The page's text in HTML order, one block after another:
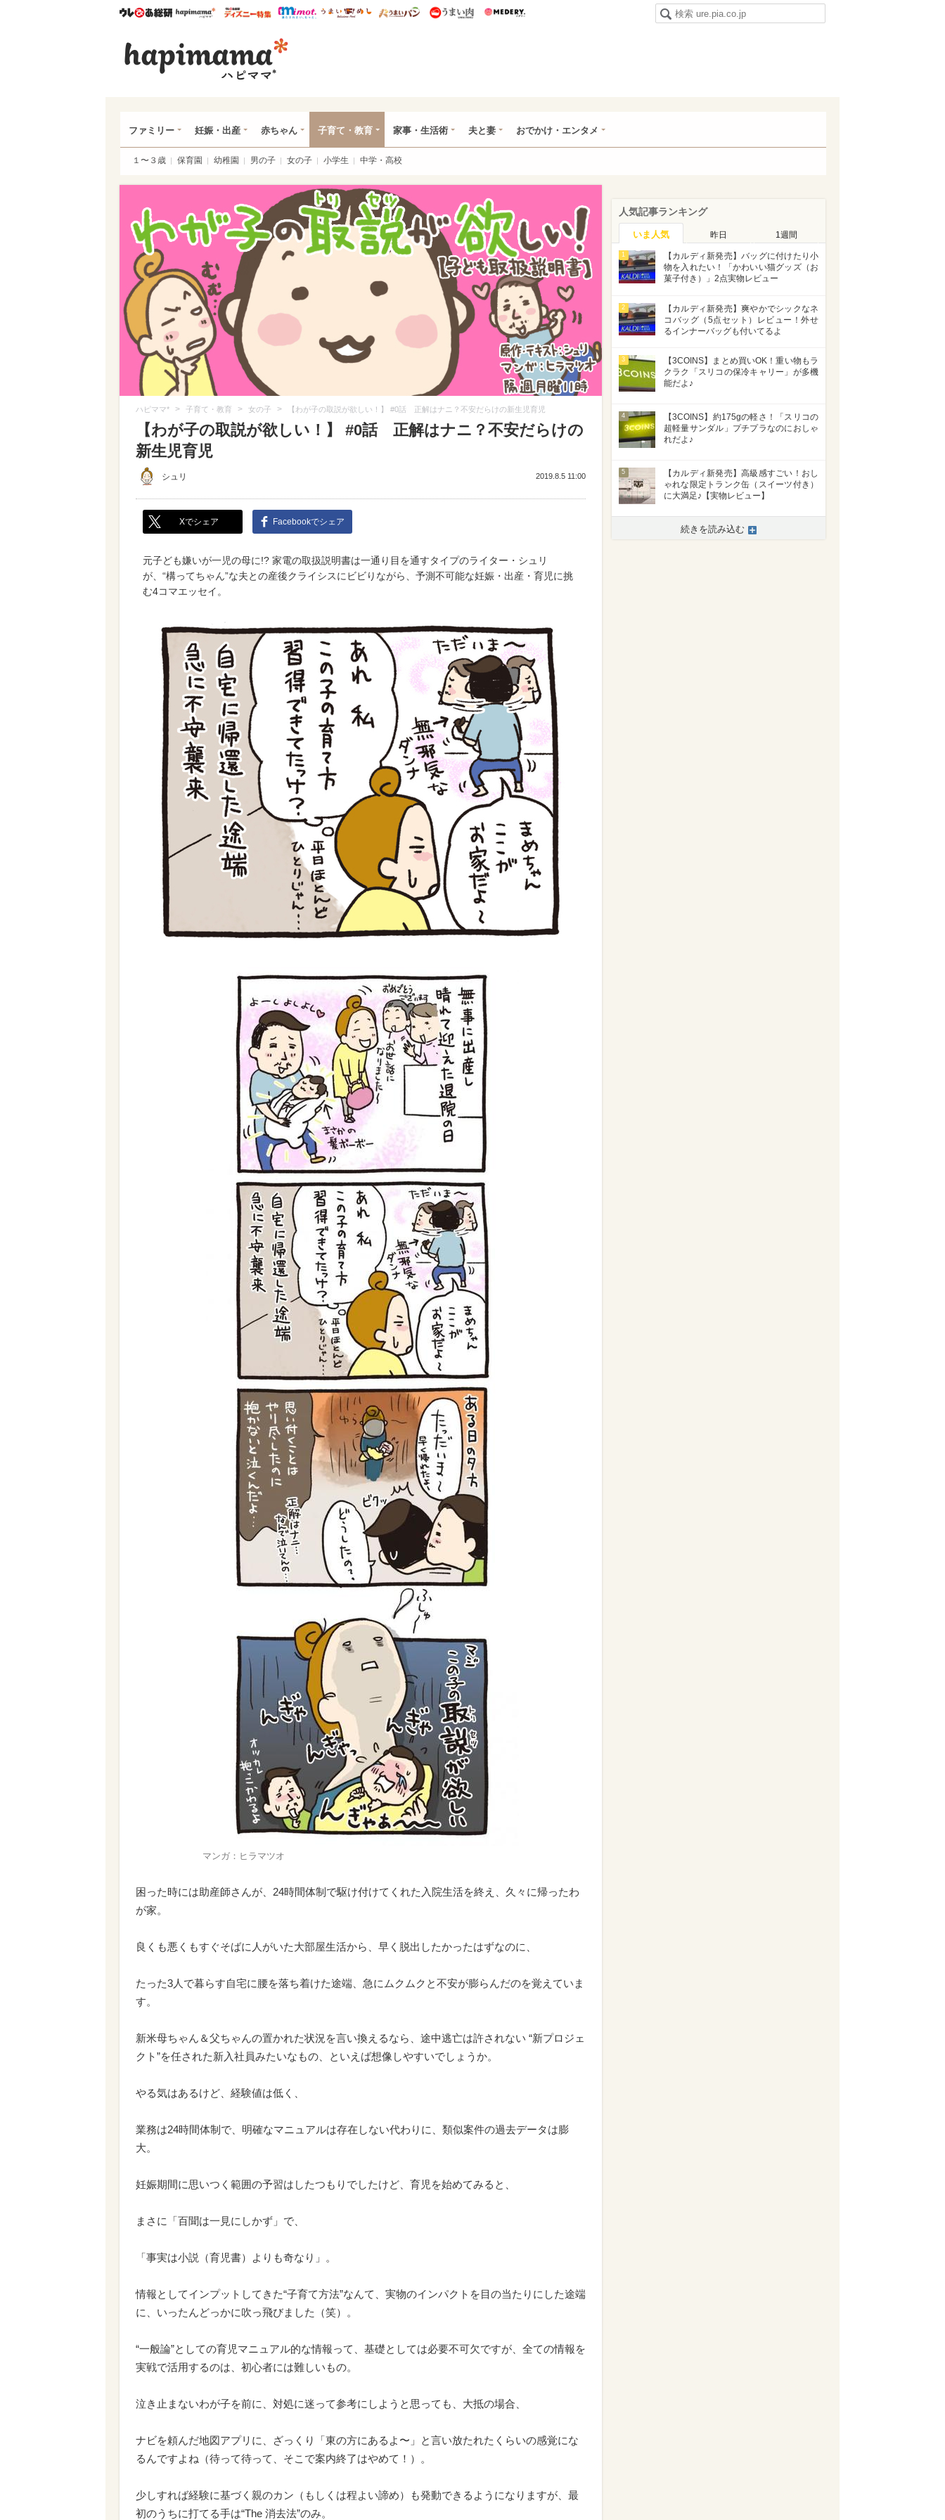
ウレぴあ総研ハピママ* ウレぴあ総研 ディズニー特集
mimot. うまいめし うまいパン うまい肉
ファミリー 妊娠・出産 赤ちゃん 子育て・教育 家事・生活術 夫と妻 おでかけ・エンタメ
１〜３歳 保育園 幼稚園 男の子 女の子 小学生 中学・高校
ハピママ* > 子育て・教育 > 女の子 > 【わが子の取説が欲しい！】 #0話 正解はナニ？不安だらけの新生児育児
【わが子の取説が欲しい！】 #0話 正解はナニ？不安だらけの
新生児育児
シュリ 2019.8.5 11:00
Xでシェア Facebookでシェア
元子ども嫌いが一児の母に!? 家電の取扱説明書は一通り目を通すタイプのライター・シュリ
が、“構ってちゃん”な夫との産後クライシスにビビりながら、予測不可能な妊娠・出産・育児に挑
む4コマエッセイ。
マンガ：ヒラマツオ
困った時には助産師さんが、 24時間体制で駆け付けてくれた入院生活を終え、久々に帰ったわ
が家。
良くも悪くもすぐそばに人がいた大部屋生活から、早く脱出したかったはずなのに、
たった3人で暮らす自宅に腰を落ち着けた途端、急にムクムクと不安が膨らんだのを覚えていま
す。
新米母ちゃん＆父ちゃんの置かれた状況を言い換えるなら、途中逃亡は許されない “新プロジェ
クト”を任された新入社員みたいなもの、といえば想像しやすいでしょうか。
やる気はあるけど、経験値は低く、
業務は24時間体制で、明確なマニュアルは存在しない代わりに、類似案件の過去データは膨
大。
妊娠期間に思いつく範囲の予習はしたつもりでしたけど、育児を始めてみると、
まさに「百聞は一見にしかず」で、
「事実は小説（育児書）よりも奇なり」。
情報としてインプットしてきた“子育て方法”なんて、実物のインパクトを目の当たりにした途端
に、いったんどっかに吹っ飛びました（笑）。
“一般論”としての育児マニュアル的な情報って、基礎としては必要不可欠ですが、全ての情報を
実戦で活用するのは、初心者には難しいもの。
泣き止まないわが子を前に、対処に迷って参考にしようと思っても、大抵の場合、
ナビを頼んだ地図アプリに、ざっくり「東の方にあるよ〜」と言い放たれたくらいの感覚にな
るんですよね（待って待って、そこで案内終了はやめて！）。
少しすれば経験に基づく親のカン（もしくは程よい諦め）も発動できるようになりますが、最
初のうちに打てる手は“The 消去法”のみ。
人気記事ランキング
いま人気 昨日 1週間
1
【カルディ新発売】バッグに付けたり小
物を入れたい！「かわいい猫グッズ（お
菓子付き）」2点実物レビュー
2
【カルディ新発売】爽やかでシックなネ
コバッグ（5点セット）レビュー！外せ
るインナーバッグも付いてるよ
3
【3COINS】まとめ買いOK！重い物もラ
クラク「スリコの保冷キャリー」が多機
能だよ♪
4
【3COINS】約175gの軽さ！「スリコの
超軽量サンダル」プチプラなのにおしゃ
れだよ♪
5
【カルディ新発売】高級感すごい！おし
ゃれな限定トランク缶（スイーツ付き）
に大満足♪【実物レビュー】
続きを読み込む